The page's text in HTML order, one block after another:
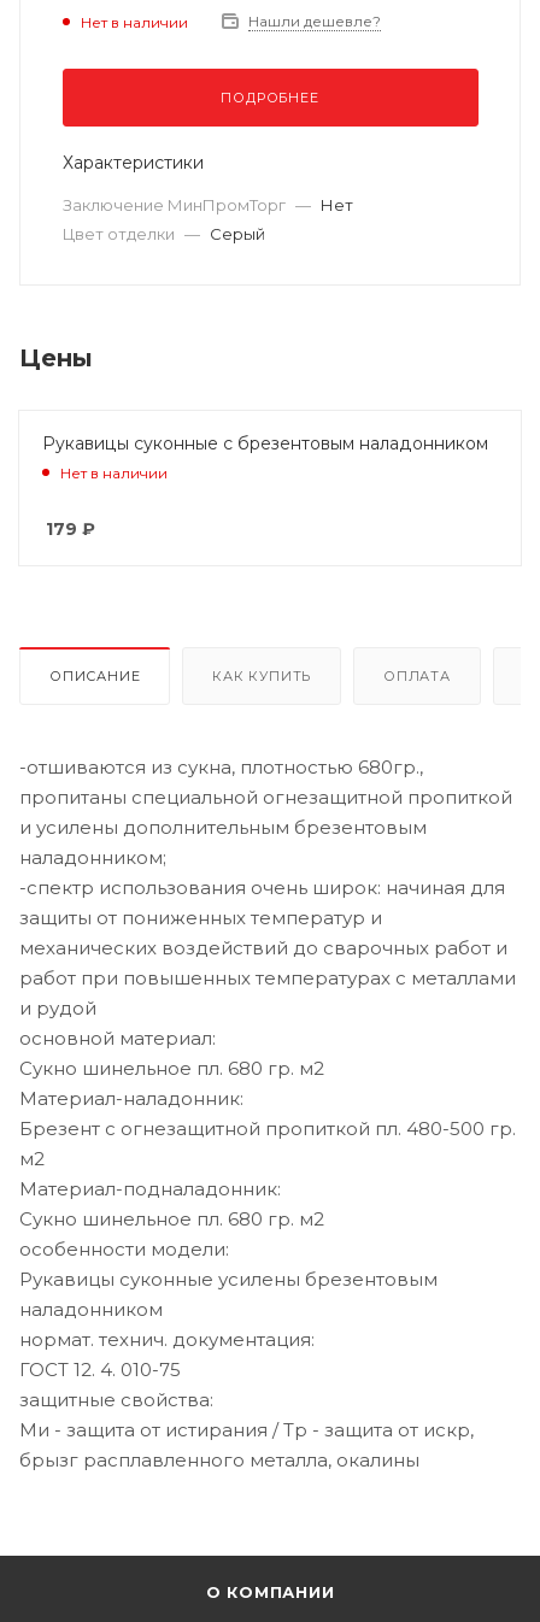
Нет в наличии Нашли дешевле?
ПОДРОБНЕЕ
Характеристики
Заключение МинПромТорг — Нет
Цвет отделки — Серый
Цены
Рукавицы суконные с брезентовым наладонником
Нет в наличии
179 ₽
ОПИСАНИЕ КАК КУПИТЬ ОПЛАТА
-отшиваются из сукна, плотностью 680гр.,
пропитаны специальной огнезащитной пропиткой
и усилены дополнительным брезентовым
наладонником;
-спектр использования очень широк: начиная для
защиты от пониженных температур и
механических воздействий до сварочных работ и
работ при повышенных температурах с металлами
и рудой
основной материал:
Сукно шинельное пл. 680 гр. м2
Материал-наладонник:
Брезент с огнезащитной пропиткой пл. 480-500 гр.
м2
Материал-подналадонник:
Сукно шинельное пл. 680 гр. м2
особенности модели:
Рукавицы суконные усилены брезентовым
наладонником
нормат. технич. документация:
ГОСТ 12. 4. 010-75
защитные свойства:
Ми - защита от истирания / Тр - защита от искр,
брызг расплавленного металла, окалины
О КОМПАНИИ